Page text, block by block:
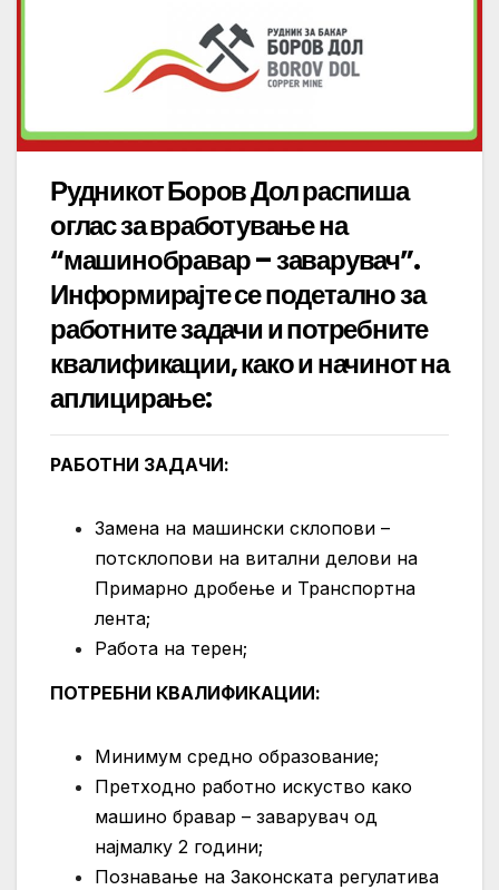
Рудникот Боров Дол распиша
оглас за вработување на
“машинобравар – заварувач”.
Информирајте се подетално за
работните задачи и потребните
квалификации, како и начинот на
аплицирање:
РАБОТНИ ЗАДАЧИ:
Замена на машински склопови –
потсклопови на витални делови на
Примарно дробење и Транспортна
лента;
Работа на терен;
ПОТРЕБНИ КВАЛИФИКАЦИИ:
Минимум средно образование;
Претходно работно искуство како
машино бравар – заварувач од
најмалку 2 години;
Познавање на Законската регулатива